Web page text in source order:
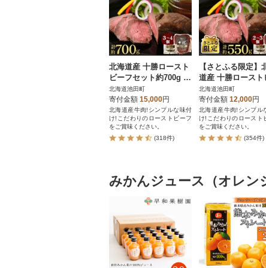
北海道産 十勝ロースト
ビーフセット約700g 無
添加 小分け 国産【A01
1-11-1】
北海道池田町
寄付金額 15,000円
北海道産牛肉!シンプルな味付
け!こだわりのローストビーフ
をご賞味ください。
(318件)
【さとふる限定】
道産 十勝ロースト
フセット約550g 無添加
国産 【A011-29】
北海道池田町
寄付金額 12,000円
北海道産牛肉!シンプル
け!こだわりのロースト
をご賞味ください。
(354件)
みかんジュース（オレン